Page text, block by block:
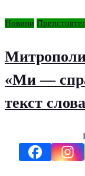
Новини
«Ми —
текст слова